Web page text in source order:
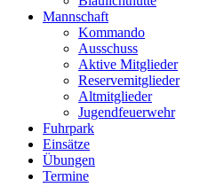
Mannschaft
Kommando
Ausschuss
Aktive Mitglieder
Reservemitglieder
Altmitglieder
Jugendfeuerwehr
Fuhrpark
Einsätze
Übungen
Termine